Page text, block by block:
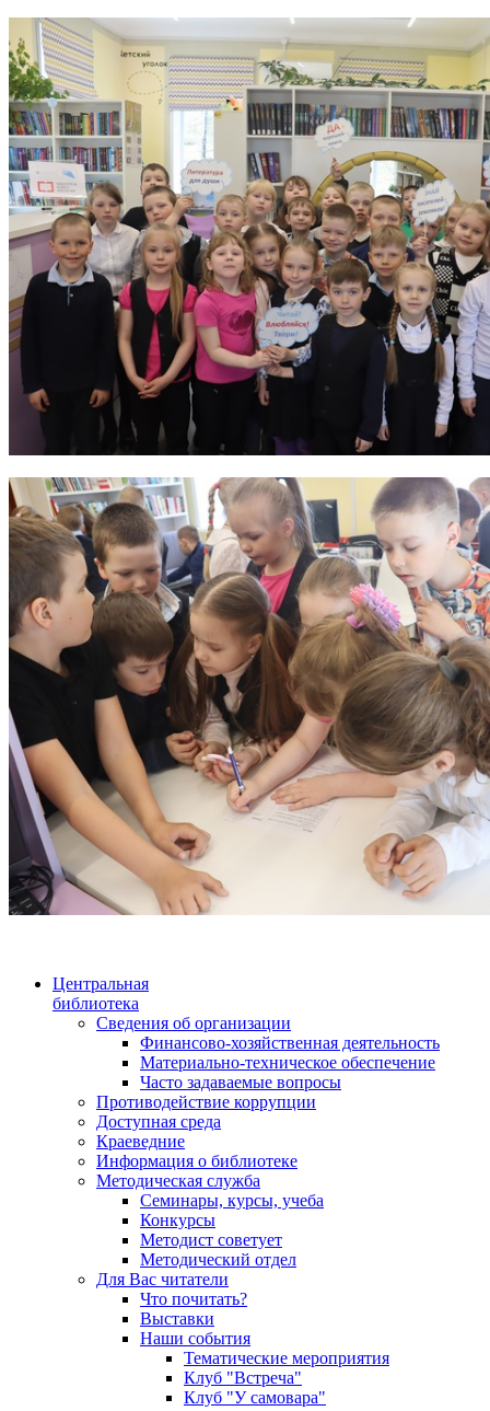
Центральная
библиотека
Сведения об организации
Финансово-хозяйственная деятельность
Материально-техническое обеспечение
Часто задаваемые вопросы
Противодействие коррупции
Доступная среда
Краеведние
Информация о библиотеке
Методическая служба
Семинары, курсы, учеба
Конкурсы
Методист советует
Методический отдел
Для Вас читатели
Что почитать?
Выставки
Наши события
Тематические мероприятия
Клуб "Встреча"
Клуб "У самовара"